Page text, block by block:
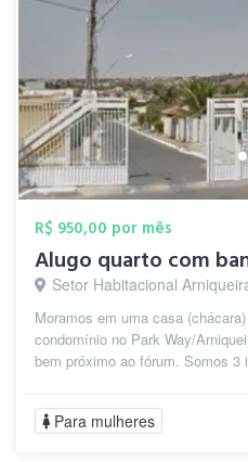
R$ 950,00 por mês
Alugo quarto com
Setor Habitacional
Moramos em uma casa
condomínio no Park Way/
bem próximo ao fórum. Somos 3
Para mulheres